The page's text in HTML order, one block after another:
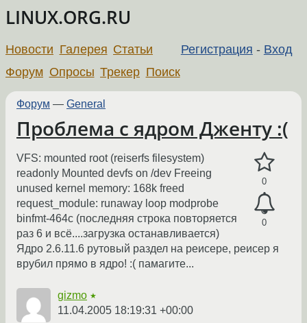
LINUX.ORG.RU
Регистрация - Вход
Новости Галерея Статьи
Форум Опросы Трекер Поиск
Форум — General
Проблема с ядром Дженту :(
0
0
VFS: mounted root (reiserfs filesystem)
readonly Mounted devfs on /dev Freeing
unused kernel memory: 168k freed
request_module: runaway loop modprobe
binfmt-464c (последняя строка повторяется
раз 6 и всё....загрузка останавливается)
Ядро 2.6.11.6 рутовый раздел на реисере, реисер я
врубил прямо в ядро! :( памагите...
gizmo ★
11.04.2005 18:19:31 +00:00